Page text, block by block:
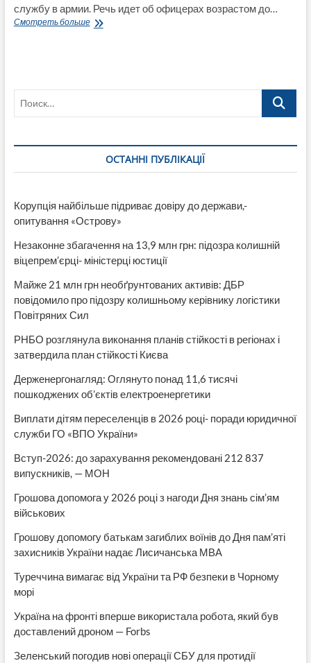
службу в армии. Речь идет об офицерах возрастом до…
Смотреть большеВ
после
кафедры
Поиск…
ОСТАННІ ПУБЛІКАЦІЇ
Корупція найбільше підриває довіру до держави,-
опитування «Острову»
Незаконне збагачення на 13,9 млн грн: підозра колишній
віцепрем’єрці- міністерці юстиції
Майже 21 млн грн необґрунтованих активів: ДБР
повідомило про підозру колишньому керівнику логістики
Повітряних Сил
РНБО розглянула виконання планів стійкості в регіонах і
затвердила план стійкості Києва
Держенергонагляд: Оглянуто понад 11,6 тисячі
пошкоджених об’єктів електроенергетики
Виплати дітям переселенців в 2026 році- поради юридичної
служби ГО «ВПО України»
Вступ-2026: до зарахування рекомендовані 212 837
випускників, — МОН
Грошова допомога у 2026 році з нагоди Дня знань сім’ям
військових
Грошову допомогу батькам загиблих воїнів до Дня пам’яті
захисників України надає Лисичанська МВА
Туреччина вимагає від України та РФ безпеки в Чорному
морі
Україна на фронті вперше використала робота, який був
доставлений дроном — Forbs
Зеленський погодив нові операції СБУ для протидії